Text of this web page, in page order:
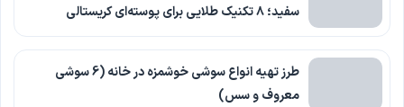
سفید؛ ۸ تکنیک طلایی برای پوسته‌ای کریستالی
طرز تهیه انواع سوشی خوشمزه در خانه (6 سوشی
معروف و سس)